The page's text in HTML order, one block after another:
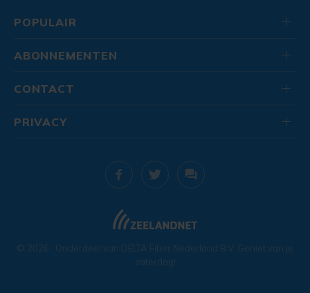
POPULAIR
ABONNEMENTEN
CONTACT
© 2026 . Onderdeel van DELTA Fiber Nederland B.V. Geniet van je
zaterdag!
PRIVACY